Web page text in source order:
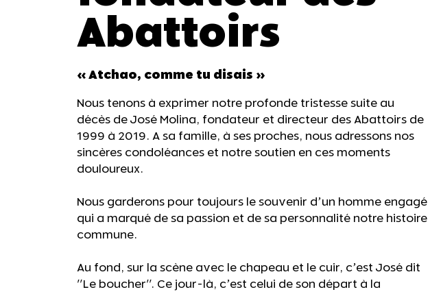
Abattoirs
« Atchao, comme tu disais »
Nous tenons à exprimer notre profonde tristesse suite au
décès de José Molina, fondateur et directeur des Abattoirs de
1999 à 2019. A sa famille, à ses proches, nous adressons nos
sincères condoléances et notre soutien en ces moments
douloureux.
Nous garderons pour toujours le souvenir d’un homme engagé
qui a marqué de sa passion et de sa personnalité notre histoire
commune.
Au fond, sur la scène avec le chapeau et le cuir, c’est José dit
"Le boucher". Ce jour-là, c’est celui de son départ à la